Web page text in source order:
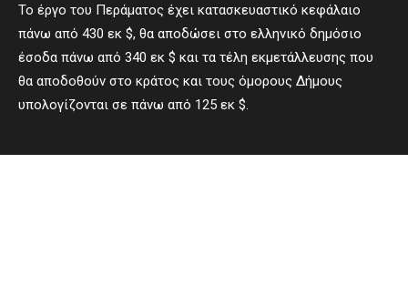
Το έργο του Περάματος έχει κατασκευαστικό κεφάλαιο
πάνω από 430 εκ $, θα αποδώσει στο ελληνικό δημόσιο
έσοδα πάνω από 340 εκ $ και τα τέλη εκμετάλλευσης που
θα αποδοθούν στο κράτος και τους όμορους Δήμους
υπολογίζονται σε πάνω από 125 εκ $.